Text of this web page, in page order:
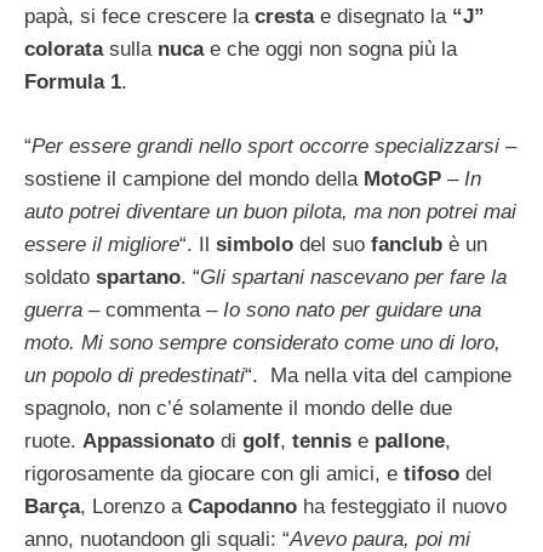
papà, si fece crescere la crestae disegnato la “J”
coloratasulla nucae che oggi non sogna più la
Formula 1.
“Per essere grandi nello sport occorre specializzarsi –
sostiene il campione del mondo della MotoGP – In
auto potrei diventare un buon pilota, ma non potrei mai
essere il migliore“. Il simbolo del suo fanclub è un
soldato spartano. “Gli spartani nascevano per fare la
guerra – commenta – Io sono nato per guidare una
moto. Mi sono sempre considerato come uno di loro,
un popolo di predestinati“. Ma nella vita del campione
spagnolo, non c’é solamente il mondo delle due
ruote. Appassionato di golf, tennis e pallone,
rigorosamente da giocare con gli amici, e tifoso del
Barça, Lorenzo a Capodanno ha festeggiato il nuovo
anno, nuotandoon gli squali: “Avevo paura, poi mi